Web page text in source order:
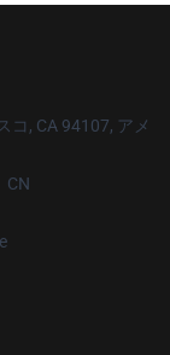
コ, CA 94107, アメ
CN